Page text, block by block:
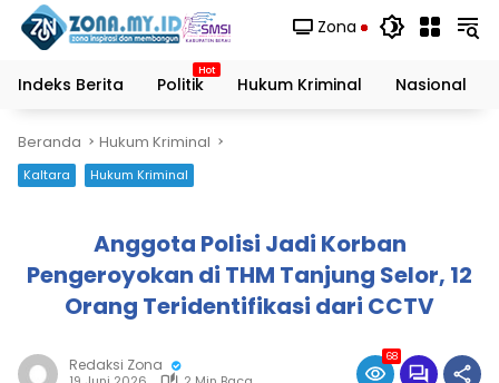
Zona
Indeks Berita Politik Hukum Kriminal Nasional
Beranda Hukum Kriminal
Kaltara Hukum Kriminal
Anggota Polisi Jadi Korban
Pengeroyokan di THM Tanjung Selor, 12
Orang Teridentifikasi dari CCTV
Redaksi Zona 68